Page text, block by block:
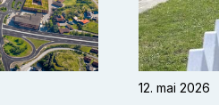
12. mai 2026